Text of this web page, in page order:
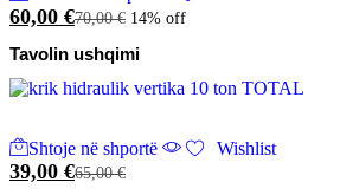
60,00 €70,00€ 14% off
Tavolin ushqimi
Shtoje në shportë Wishlist
39,00 €65,00€